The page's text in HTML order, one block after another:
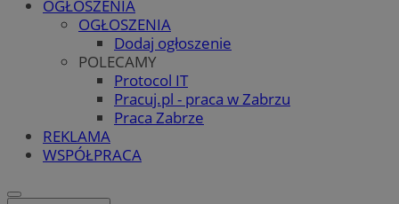
OGŁOSZENIA
OGŁOSZENIA
Dodaj ogłoszenie
POLECAMY
Protocol IT
Pracuj.pl - praca w Zabrzu
Praca Zabrze
REKLAMA
WSPÓŁPRACA